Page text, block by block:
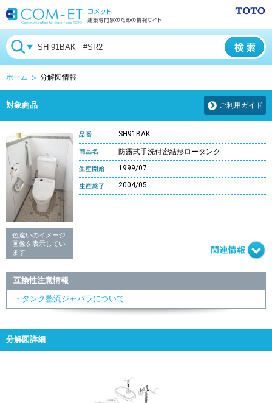
ホーム 分解図情報
対象商品 ご利用ガイド
色違いのイメージ
画像を表示してい
ます
SH91BAK
防露式手洗付密結形ロータンク
1999/07
2004/05
互換性注意情報
・タンク整流ジャバラについて
分解図詳細